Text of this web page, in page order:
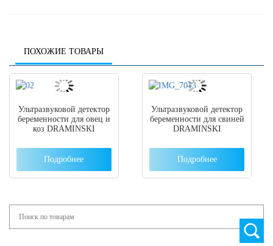
ПОХОЖИЕ ТОВАРЫ
Ультразвуковой детектор
беременности для овец и
коз DRAMINSKI
Подробнее
Ультразвуковой детектор
беременности для свиней
DRAMINSKI
Подробнее